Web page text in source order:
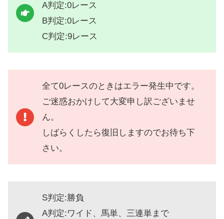
A判定:0レース
B判定:0レース
C判定:9レース
全て0レースのときはエラー発生中です。
ご迷惑おかけして大変申し訳ございませ
ん。
しばらくしたら復旧しますのでお待ち下
さい。
S判定:勝負
A判定:ワイド、馬単、三連単まで